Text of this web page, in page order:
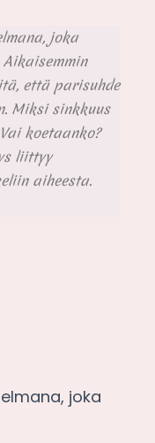
joka
että parisuhde
Miksi sinkkuus
koetaanko?
liittyy
aiheesta.
joka